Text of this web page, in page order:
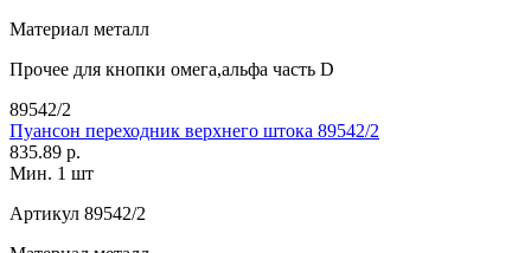
Материал металл
Прочее для кнопки омега,альфа часть D
89542/2
Пуансон переходник верхнего штока 89542/2
835.89 р.
Мин. 1 шт
Артикул 89542/2